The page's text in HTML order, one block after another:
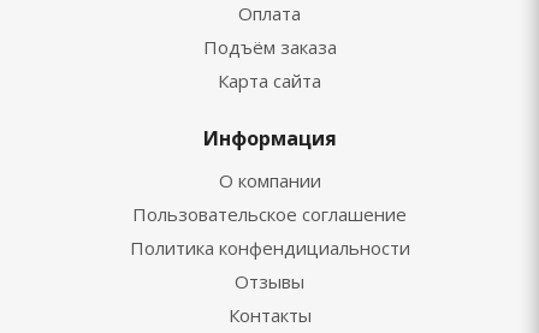
Оплата
Подъём заказа
Карта сайта
Информация
О компании
Пользовательское соглашение
Политика конфендициальности
Отзывы
Контакты